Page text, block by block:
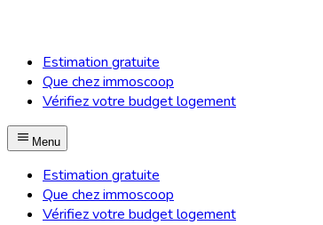
Estimation gratuite
Que chez immoscoop
Vérifiez votre budget logement
Menu
Estimation gratuite
Que chez immoscoop
Vérifiez votre budget logement